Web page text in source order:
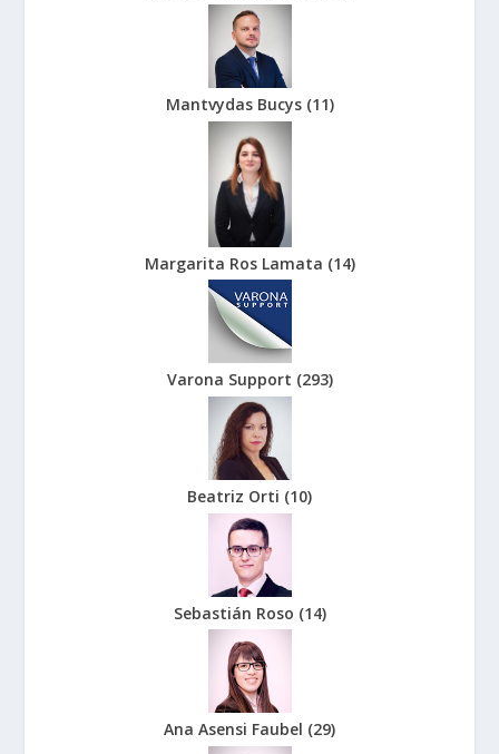
Mantvydas Bucys (11)
Margarita Ros Lamata (14)
Varona Support (293)
Beatriz Orti (10)
Sebastián Roso (14)
Ana Asensi Faubel (29)